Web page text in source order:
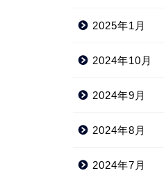
2025年1月
2024年10月
2024年9月
2024年8月
2024年7月